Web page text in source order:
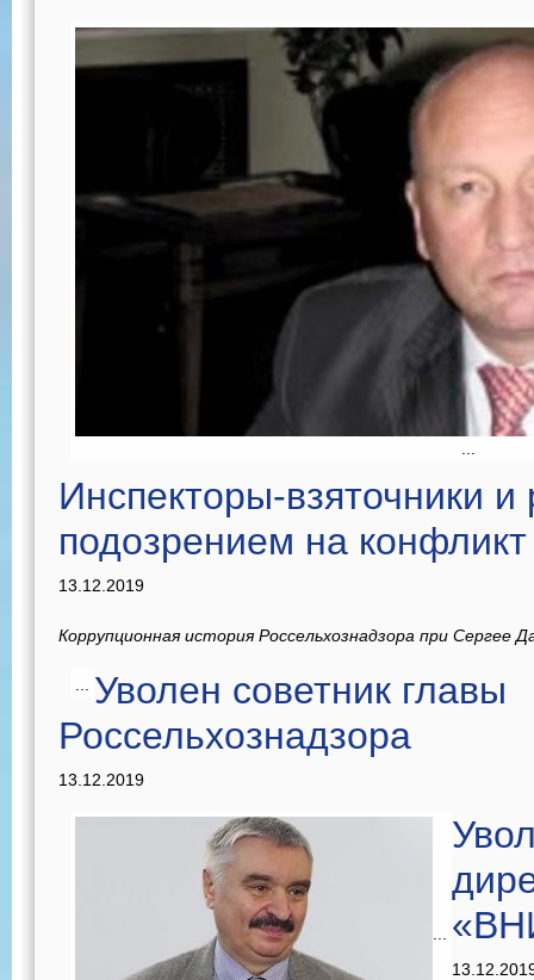
Инспекторы-взяточники и
подозрением на
13.12.2019
Коррупционная история Россельхознадзора при Сергее
Уволен советник главы
Россельхознадзора
13.12.2019
...